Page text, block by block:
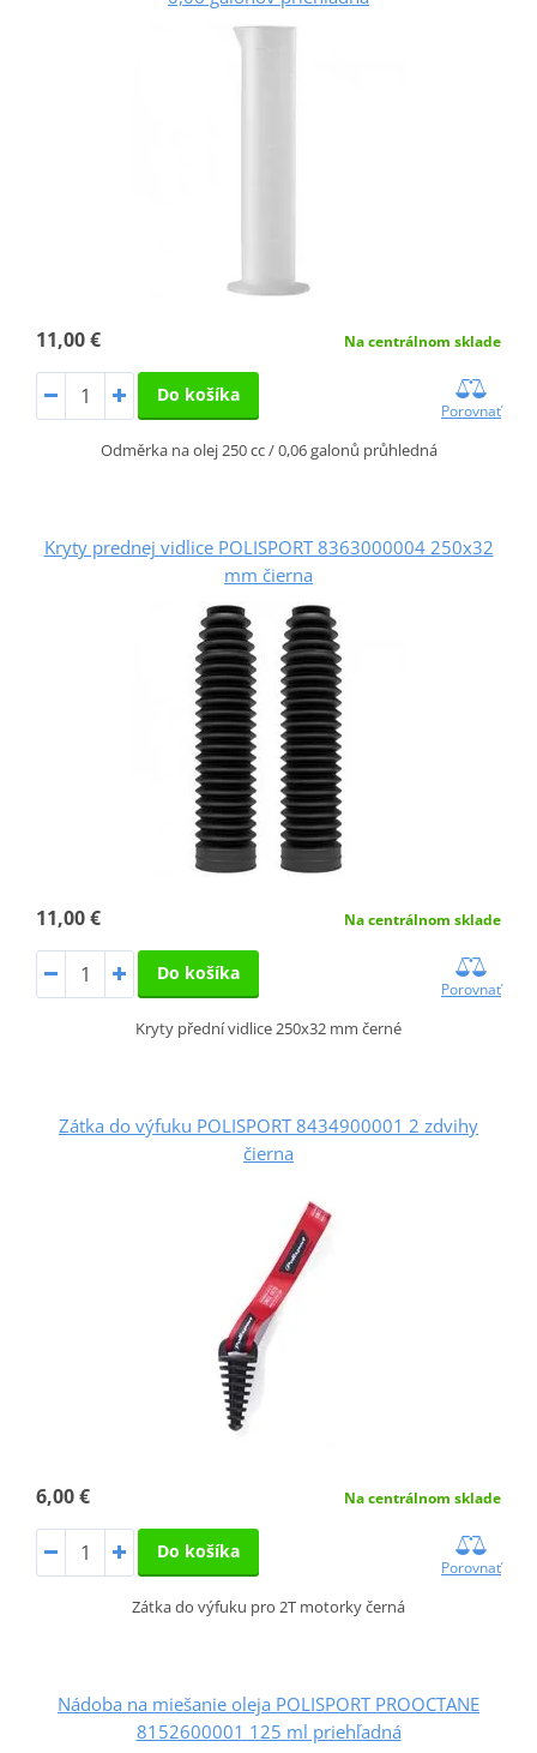
11,00 € Na centrálnom sklade
Do košíka
Porovnať
Odměrka na olej 250 cc / 0,06 galonů průhledná
Kryty prednej vidlice POLISPORT 8363000004 250x32
mm čierna
11,00 € Na centrálnom sklade
Do košíka
Porovnať
Kryty přední vidlice 250x32 mm černé
Zátka do výfuku POLISPORT 8434900001 2 zdvihy
čierna
6,00 € Na centrálnom sklade
Do košíka
Porovnať
Zátka do výfuku pro 2T motorky černá
Nádoba na miešanie oleja POLISPORT PROOCTANE
8152600001 125 ml priehľadná